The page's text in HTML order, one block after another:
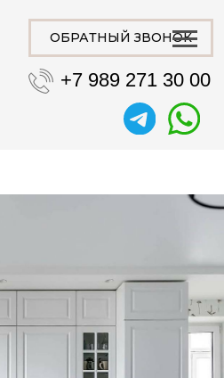
+7 989 271 30 00